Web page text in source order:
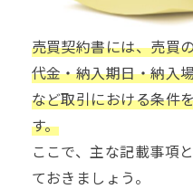
売買契約書には、売買
代金・納入期日・納入
など取引における条件
す。
ここで、主な記載事項
ておきましょう。